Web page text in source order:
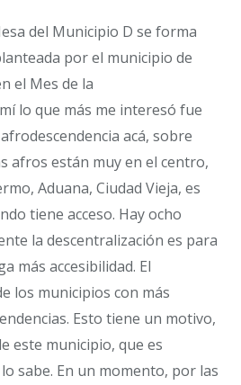
del Municipio D se forma
por el municipio de
el Mes de la
lo que más me interesó fue
acá, sobre
afros están muy en el centro,
Aduana, Ciudad Vieja, es
tiene acceso. Hay ocho
la descentralización es para
más accesibilidad. El
los municipios con más
Esto tiene un motivo,
este municipio, que es
sabe. En un momento, por las